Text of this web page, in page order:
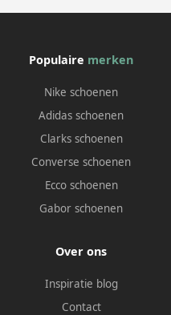
Populaire merken
Nike schoenen
Adidas schoenen
Clarks schoenen
Converse schoenen
Ecco schoenen
Gabor schoenen
Over ons
Inspiratie blog
Contact